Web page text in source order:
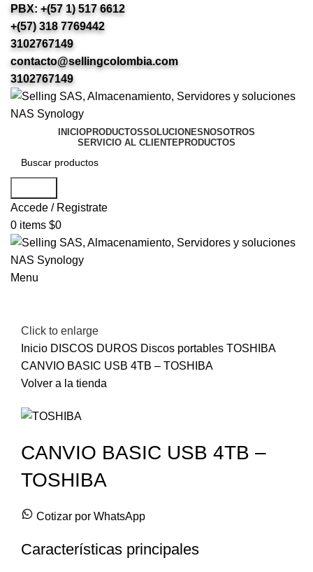
PBX: +(57 1) 517 6612
+(57) 318 7769442
3102767149
contacto@sellingcolombia.com
3102767149
INICIOPRODUCTOSSOLUCIONES NOSOTROS
SERVICIO AL CLIENTEPRODUCTOS
Accede / Registrate
0 items $0
Menu
Click to enlarge
Inicio DISCOS DUROS Discos portables TOSHIBA
CANVIO BASIC USB 4TB – TOSHIBA
Volver a la tienda
CANVIO BASIC USB 4TB –
TOSHIBA
Cotizar por WhatsApp
Características principales